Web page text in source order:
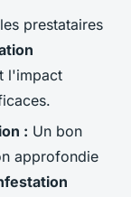
prestataires
l'impact
: Un bon
approfondie